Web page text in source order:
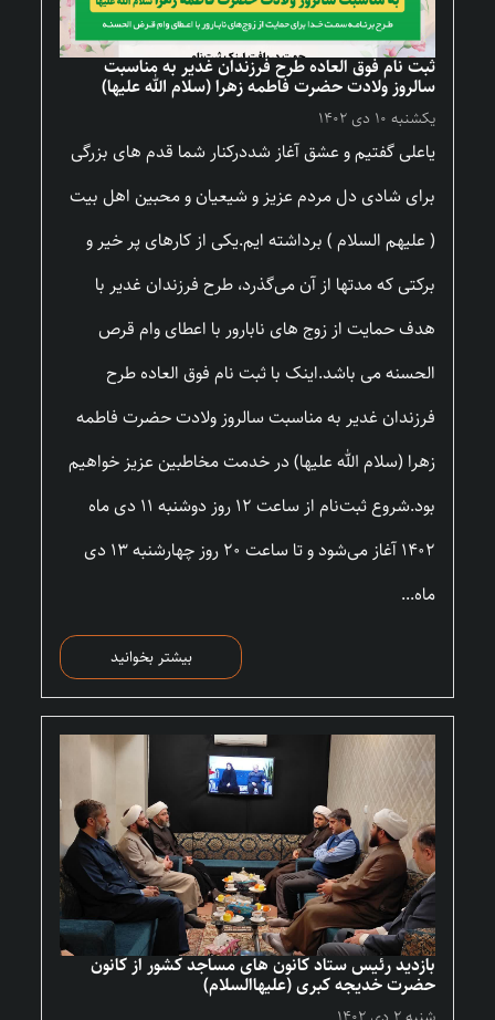
ثبت نام فوق العاده طرح فرزندان غدیر به مناسبت
سالروز ولادت حضرت فاطمه زهرا (سلام الله علیها)
یکشنبه ۱۰ دی ۱۴۰۲
یاعلی گفتیم و عشق آغاز شددرکنار شما قدم های بزرگی
برای شادی دل مردم عزیز و شیعیان و محبین اهل بیت
( علیهم السلام ) برداشته ایم.یکی از کارهای پر خیر و
برکتی که مدتها از آن می‌گذرد، طرح فرزندان غدیر با
هدف حمایت از زوج های نابارور با اعطای وام قرص
الحسنه می باشد.اینک با ثبت نام فوق العاده طرح
فرزندان غدیر به مناسبت سالروز ولادت حضرت فاطمه
زهرا (سلام الله علیها) در خدمت مخاطبین عزیز خواهیم
بود.شروع ثبت‌نام از ساعت ۱۲ روز دوشنبه ۱۱ دی ماه
۱۴۰۲ آغاز می‌شود و تا ساعت ۲۰ روز چهارشنبه ۱۳ دی
ماه...
بیشتر بخوانید
بازدید رئیس ستاد کانون های مساجد کشور از کانون
حضرت خدیجه کبری (علیهاالسلام)